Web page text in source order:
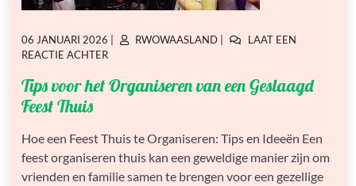
GEPLAATST
OP
06 JANUARI 2026
GEPLAATST
RWOWAASLAND
LAAT EEN
REACTIE ACHTEROP
VOOR
EEN
GESLAAGD
FEEST
Tips voor het Organiseren van een Geslaagd
Feest Thuis
Hoe een Feest Thuis te Organiseren: Tips en Ideeën Een
feest organiseren thuis kan een geweldige manier zijn om
vrienden en familie samen te brengen voor een gezellige